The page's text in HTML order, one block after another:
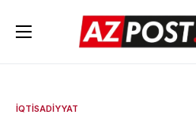
İQTISADIYYAT